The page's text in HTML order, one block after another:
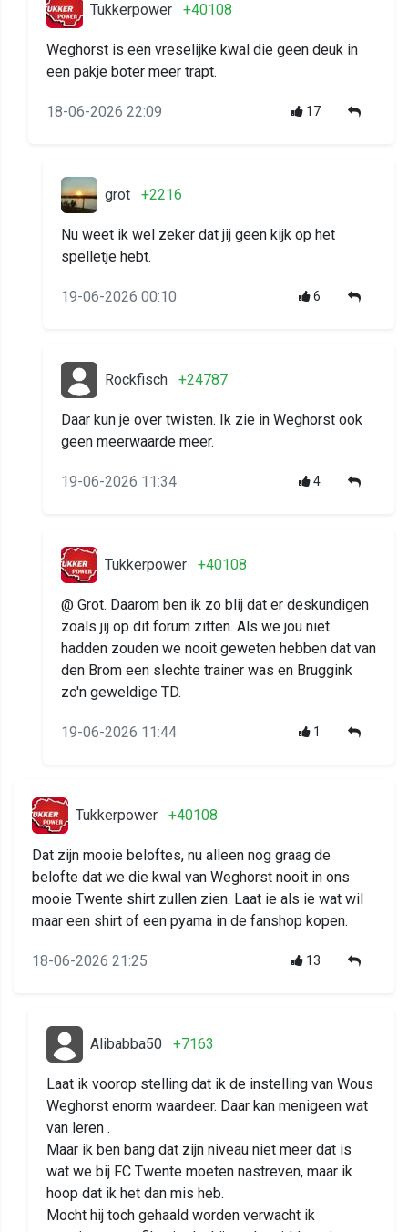
Tukkerpower +40108
Weghorst is een vreselijke kwal die geen deuk in
een pakje boter meer trapt.
18-06-2026 22:09 17
grot +2216
Nu weet ik wel zeker dat jij geen kijk op het
spelletje hebt.
19-06-2026 00:10 6
Rockfisch +24787
Daar kun je over twisten. Ik zie in Weghorst ook
geen meerwaarde meer.
19-06-2026 11:34 4
Tukkerpower +40108
@ Grot. Daarom ben ik zo blij dat er deskundigen
zoals jij op dit forum zitten. Als we jou niet
hadden zouden we nooit geweten hebben dat van
den Brom een slechte trainer was en Bruggink
zo'n geweldige TD.
19-06-2026 11:44 1
Tukkerpower +40108
Dat zijn mooie beloftes, nu alleen nog graag de
belofte dat we die kwal van Weghorst nooit in ons
mooie Twente shirt zullen zien. Laat ie als ie wat wil
maar een shirt of een pyama in de fanshop kopen.
18-06-2026 21:25 13
Alibabba50 +7163
Laat ik voorop stelling dat ik de instelling van Wous
Weghorst enorm waardeer. Daar kan menigeen wat
van leren .
Maar ik ben bang dat zijn niveau niet meer dat is
wat we bij FC Twente moeten nastreven, maar ik
hoop dat ik het dan mis heb.
Mocht hij toch gehaald worden verwacht ik